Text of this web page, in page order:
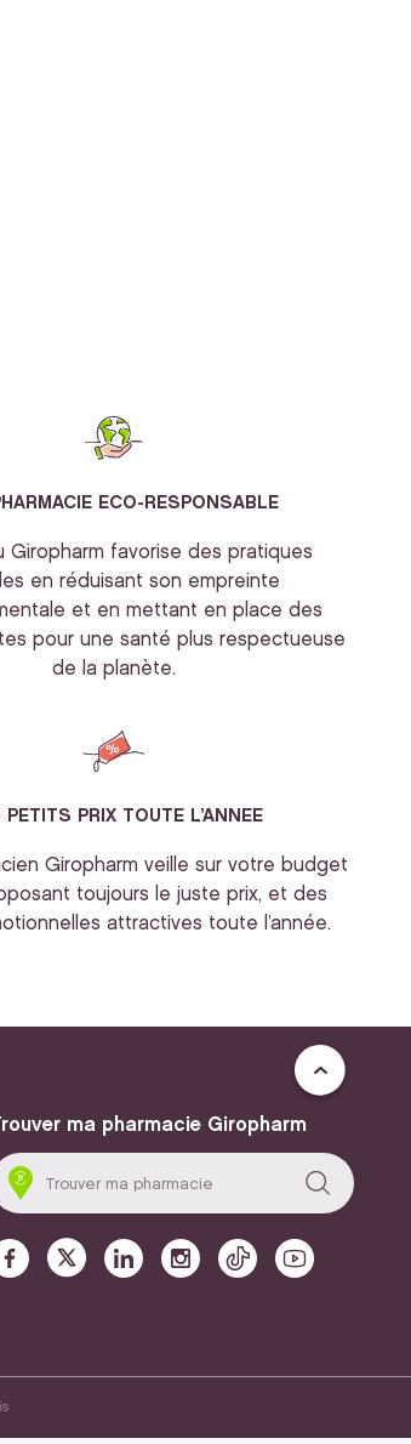
ECO-RESPONSABLE
Giropharm favorise des pratiques
en réduisant son empreinte
et en mettant en place des
pour une santé plus respectueuse
de la planète.
PETITS PRIX TOUTE L’ANNEE
Giropharm veille sur votre budget
toujours le juste prix, et des
attractives toute l’année.
Trouver ma pharmacie Giropharm